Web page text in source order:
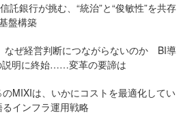
託銀行が挑む、“統治”と“俊敏性”を共存
盤構築
なぜ経営判断につながらないのか BI導
説明に終始……変革の要諦は
MIXIは、いかにコストを最適化してい
インフラ運用戦略